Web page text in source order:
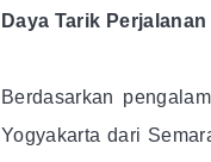
Daya Tarik
Berdasarkan
Yogyakarta dari